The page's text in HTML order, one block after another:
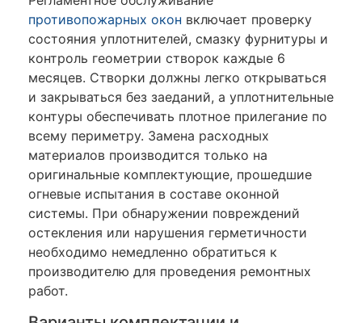
противопожарных окон включает проверку
состояния уплотнителей, смазку фурнитуры и
контроль геометрии створок каждые 6
месяцев. Створки должны легко открываться
и закрываться без заеданий, а уплотнительные
контуры обеспечивать плотное прилегание по
всему периметру. Замена расходных
материалов производится только на
оригинальные комплектующие, прошедшие
огневые испытания в составе оконной
системы. При обнаружении повреждений
остекления или нарушения герметичности
необходимо немедленно обратиться к
производителю для проведения ремонтных
работ.